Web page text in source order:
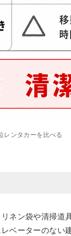
レンタカーを比べる
ネン袋や清掃道
ベーターのない